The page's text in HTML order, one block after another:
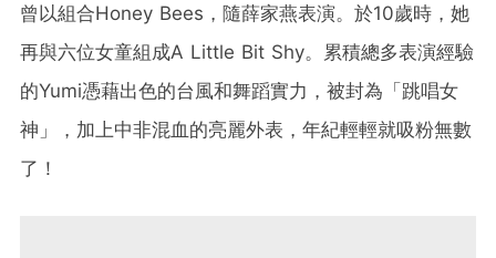
曾以組合Honey Bees，隨薛家燕表演。於10歲時，她
再與六位女童組成A Little Bit Shy。累積總多表演經驗
的Yumi憑藉出色的台風和舞蹈實力，被封為「跳唱女
神」，加上中非混血的亮麗外表，年紀輕輕就吸粉無數
了！